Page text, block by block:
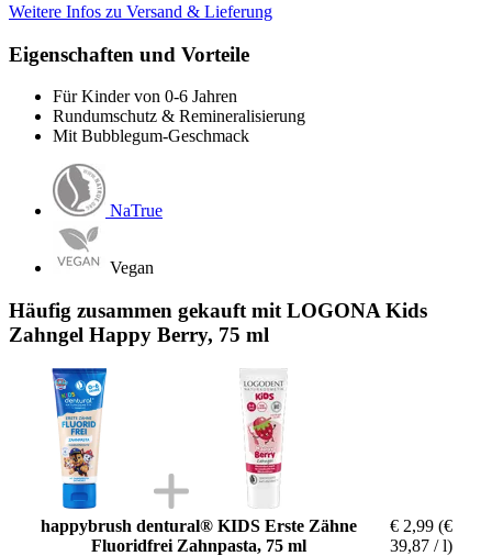
Weitere Infos zu Versand & Lieferung
Eigenschaften und Vorteile
Für Kinder von 0-6 Jahren
Rundumschutz & Remineralisierung
Mit Bubblegum-Geschmack
NaTrue
Vegan
Häufig zusammen gekauft mit LOGONA Kids
Zahngel Happy Berry, 75 ml
happybrush dentural® KIDS Erste Zähne
Fluoridfrei Zahnpasta, 75 ml
€ 2,99 (€
39,87 / l)